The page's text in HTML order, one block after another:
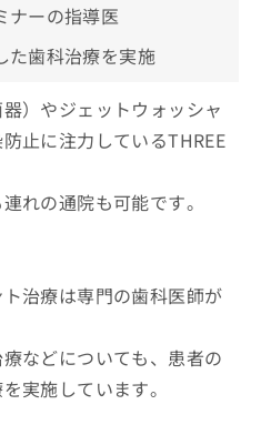
ナーの指導医
た歯科治療を実施
）やジェットウォッシャ
止に注力しているTHREE
れの通院も可能です。
治療は専門の歯科医師が
などについても、患者の
実施しています。